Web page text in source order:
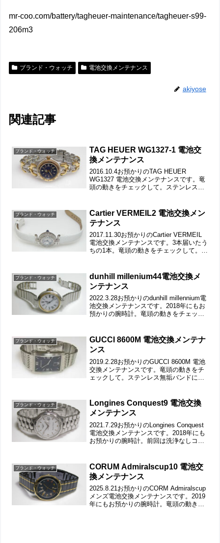
mr-coo.com/battery/tagheuer-maintenance/tagheuer-s99-
206m3
ブランド・ウォッチ 電池交換メンテナンス
akiyose
関連記事
ブランド・ウォッチ
TAG HEUER WG1327-1 電池交
換メンテナンス
2016.10.4お預かりのTAG HEUER
WG1327 電池交換メンテナンスです。竜
頭の動きをチェックして。ステンレス無
浄でバックルの汚れも綺麗になりまし
た。裏蓋...
ブランド・ウォッチ
Cartier VERMEIL2 電池交換メン
テナンス
2017.11.30お預かりのCartier VERMEIL
電池交換メンテナンスです。3本届いたう
ちの1本。竜頭の動きをチェックして。遊
り出した文字盤＆ムーブメント...
ブランド・ウォッチ
dunhill millenium44電池交換メ
ンテナンス
2022.3.28お預かりのdunhill millennium電
池交換メンテナンスです。2018年にもお
預かりの腕時計。竜頭の動きをチェック
記載。裏蓋の裏側もチェッ...
ブランド・ウォッチ
GUCCI 8600M 電池交換メンテナ
ンス
2019.2.28お預かりのGUCCI 8600M 電池
交換メンテナンスです。竜頭の動きをチ
ェックして。ステンレス無垢バンドに両
パッキンは変形ですから代わりはありま
せ...
ブランド・ウォッチ
Longines Conquest9 電池交換
メンテナンス
2021.7.29お預かりのLongines Conquest
電池交換メンテナンスです。2018年にも
お預かりの腕時計。前回は洗浄なしコー
ンドに両開きバックル。裏蓋は”...
ブランド・ウォッチ
CORUM Admiralscup10 電池交
換メンテナンス
2025.8.21お預かりのCORM Admiralscup
メンズ電池交換メンテナンスです。2019
年にもお預かりの腕時計。竜頭の動きを